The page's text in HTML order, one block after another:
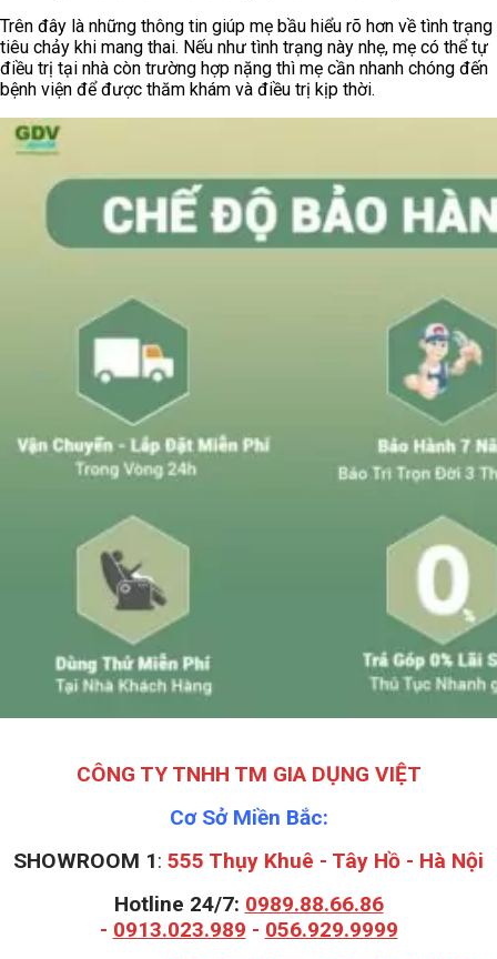
Trên đây là những thông tin giúp mẹ bầu hiểu rõ hơn về tình trạng
tiêu chảy khi mang thai. Nếu như tình trạng này nhẹ, mẹ có thể tự
điều trị tại nhà còn trường hợp nặng thì mẹ cần nhanh chóng đến
bệnh viện để được thăm khám và điều trị kịp thời.
CÔNG TY TNHH TM GIA DỤNG VIỆT
Cơ Sở Miền Bắc:
SHOWROOM 1: 555 Thụy Khuê - Tây Hồ - Hà Nội
Hotline 24/7: 0989.88.66.86
- 0913.023.989 - 056.929.9999